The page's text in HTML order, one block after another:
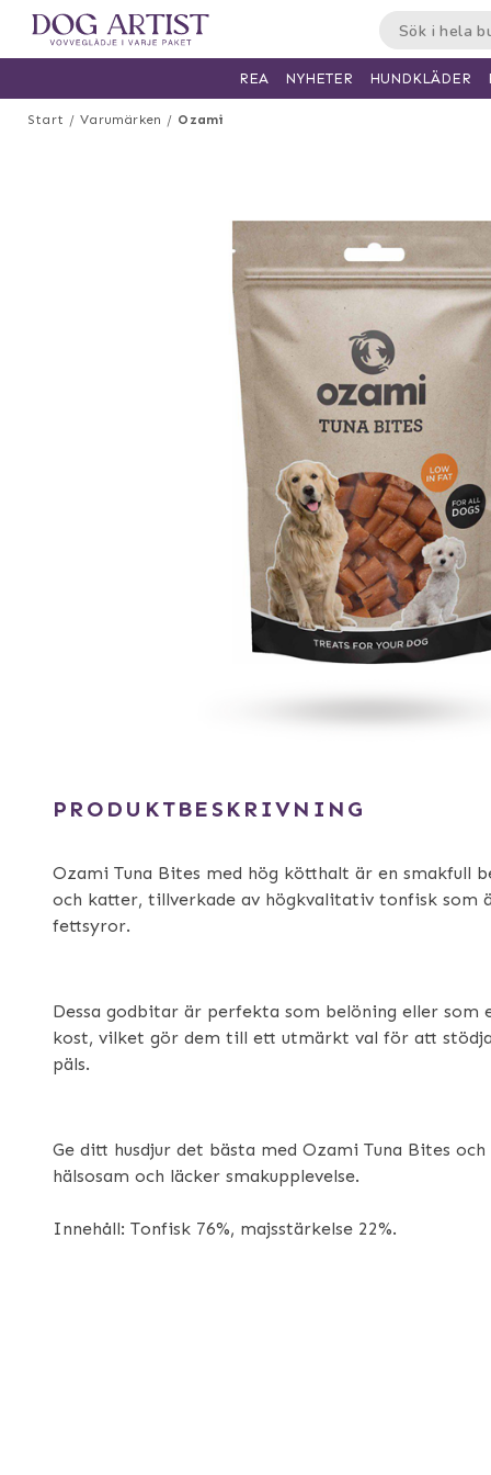
Start Varumärken Ozami
PRODUKTBESKRIVNING
Ozami Tuna Bites med hög kötthalt är en smakfull
och katter, tillverkade av högkvalitativ tonfisk som
fettsyror.
Dessa godbitar är perfekta som belöning eller som
kost, vilket gör dem till ett utmärkt val för att stödja
päls.
Ge ditt husdjur det bästa med Ozami Tuna Bites
hälsosam och läcker smakupplevelse.
Innehåll: Tonfisk 76%, majsstärkelse 22%.
REA NYHETER HUNDKLÄDER